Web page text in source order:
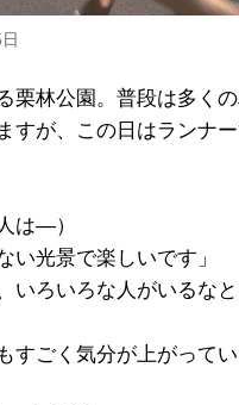
栗林公園。普段は多く
すが、この日はランナー
は―）
い光景で楽しいです」
いろいろな人がいるな
すごく気分が上がってい